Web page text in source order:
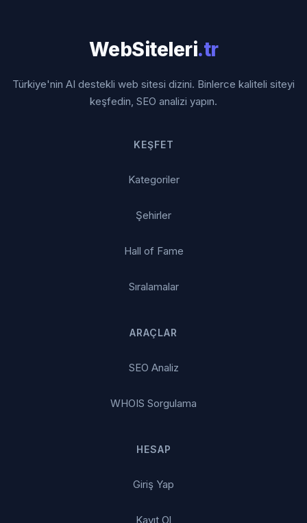
WebSiteleri.tr
Türkiye'nin AI destekli web sitesi dizini. Binlerce kaliteli siteyi
keşfedin, SEO analizi yapın.
KEŞFET
Kategoriler
Şehirler
Hall of Fame
Sıralamalar
ARAÇLAR
SEO Analiz
WHOIS Sorgulama
HESAP
Giriş Yap
Kayıt Ol